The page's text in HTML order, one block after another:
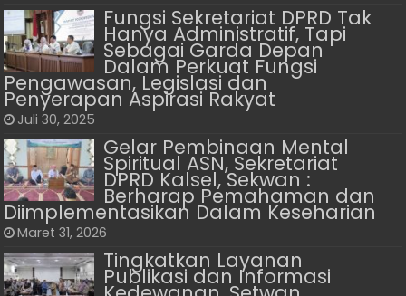
Fungsi Sekretariat DPRD Tak
Hanya Administratif, Tapi
Sebagai Garda Depan
Dalam Perkuat Fungsi
Pengawasan, Legislasi dan
Penyerapan Aspirasi Rakyat
Juli 30, 2025
Gelar Pembinaan Mental
Spiritual ASN, Sekretariat
DPRD Kalsel, Sekwan :
Berharap Pemahaman dan
Diimplementasikan Dalam Keseharian
Maret 31, 2026
Tingkatkan Layanan
Publikasi dan Informasi